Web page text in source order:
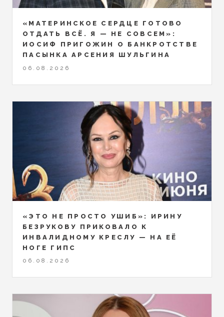
«МАТЕРИНСКОЕ СЕРДЦЕ ГОТОВО
ОТДАТЬ ВСЁ. Я — НЕ СОВСЕМ»:
ИОСИФ ПРИГОЖИН О БАНКРОТСТВЕ
ПАСЫНКА АРСЕНИЯ ШУЛЬГИНА
06.08.2026
«ЭТО НЕ ПРОСТО УШИБ»: ИРИНУ
БЕЗРУКОВУ ПРИКОВАЛО К
ИНВАЛИДНОМУ КРЕСЛУ — НА ЕЁ
НОГЕ ГИПС
06.08.2026